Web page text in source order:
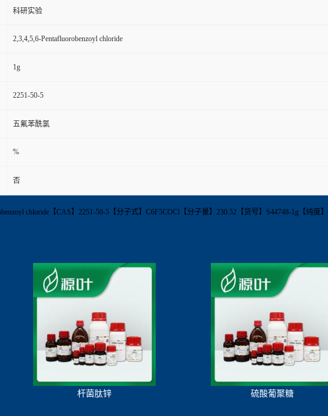
科研实验
2,3,4,5,6-Pentafluorobenzoyl chloride
1g
2251-50-5
五氟苯酰氯
%
否
chloride【CAS】2251-50-5【分子式】C6F5COCl【分子量】230.52【货号】S44748-1g【纯
杆菌肽锌 硫酸葡聚糖